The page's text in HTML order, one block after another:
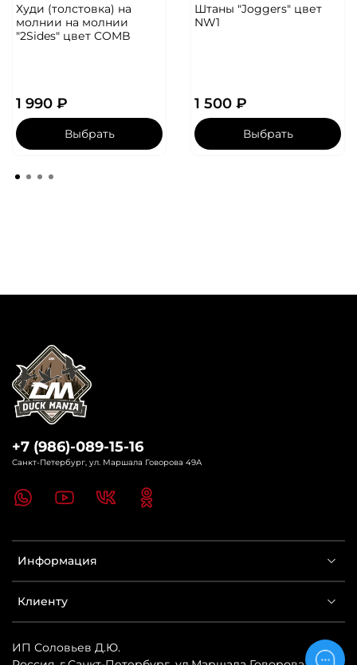
Худи (толстовка) на
молнии на молнии
"2Sides" цвет COMB
1 990 ₽
Выбрать
Штаны "Joggers" цвет
NW1
1 500 ₽
Выбрать
Информация
Клиенту
+7 (986)-089-15-16
Санкт-Петербург, ул. Маршала Говорова 49А
ИП Соловьев Д.Ю.